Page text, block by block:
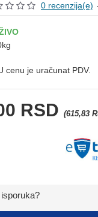
0 recenzija(e)
RSD (615,83
cenu je uračunat PDV.